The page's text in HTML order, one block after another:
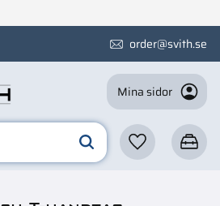
order@svith.se
Mina sidor
Favoriter